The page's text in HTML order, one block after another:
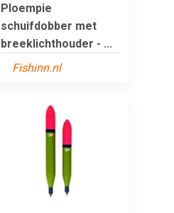
Ploempie
schuifdobber met
breeklichthouder - ...
Fishinn.nl